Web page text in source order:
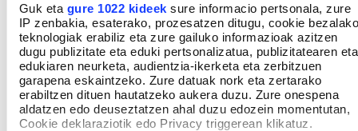
Guk eta gure 1022 kideek sure informacio pertsonala, zure
IP zenbakia, esaterako, prozesatzen ditugu, cookie bezalako
teknologiak erabiliz eta zure gailuko informazioak azitzen
dugu publizitate eta eduki pertsonalizatua, publizitatearen eta
edukiaren neurketa, audientzia-ikerketa eta zerbitzuen
garapena eskaintzeko. Zure datuak nork eta zertarako
erabiltzen dituen hautatzeko aukera duzu. Zure onespena
aldatzen edo deuseztatzen ahal duzu edozein momentutan,
Cookie deklaraziotik edo Privacy triggerean klikatuz.